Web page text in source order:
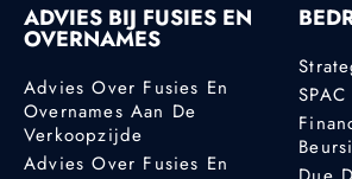
ADVIES BIJ FUSIES EN
OVERNAMES
Advies Over Fusies En
Overnames Aan De
Verkoopzijde
Advies Over Fusies En